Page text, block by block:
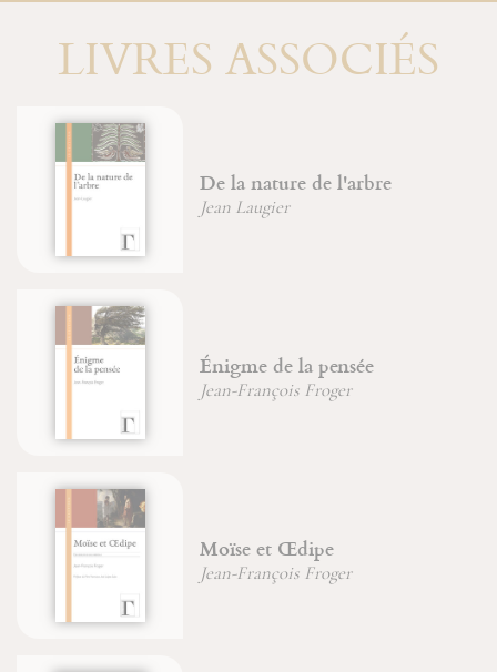
LIVRES ASSOCIÉS
De la nature de l'arbre
Jean Laugier
Énigme de la pensée
Jean-François Froger
Moïse et Œdipe
Jean-François Froger